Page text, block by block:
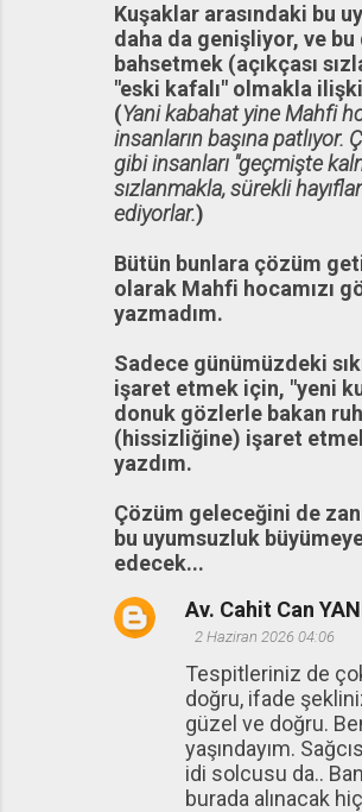
Kuşaklar arasındaki bu
daha da genişliyor, ve
bahsetmek (açıkçası
"eski kafalı" olmakla
(Yani kabahat yine Mahfi
insanların başına patlıyor.
gibi insanları "geçmişte
sızlanmakla, sürekli
ediyorlar.)
Bütün bunlara çözüm
olarak Mahfi hocamızı
yazmadım.
Sadece günümüzdeki
işaret etmek için, "yeni
donuk gözlerle bakan
(hissizliğine) işaret
yazdım.
Çözüm geleceğini de
bu uyumsuzluk
edecek...
Av. Cahit Can
2 Haziran 2026 04:06
Tespitleriniz de
doğru, ifade
güzel ve doğru.
yaşındayım.
idi solcusu da..
burada alınacak